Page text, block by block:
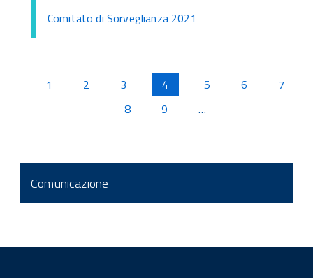
Comitato di Sorveglianza 2021
1 2 3 4 5 6
7
8
9 …
Comunicazione